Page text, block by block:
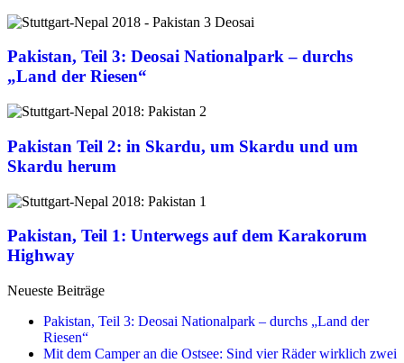
Pakistan, Teil 3: Deosai Nationalpark – durchs
„Land der Riesen“
Pakistan Teil 2: in Skardu, um Skardu und um
Skardu herum
Pakistan, Teil 1: Unterwegs auf dem Karakorum
Highway
Neueste Beiträge
Pakistan, Teil 3: Deosai Nationalpark – durchs „Land der
Riesen“
Mit dem Camper an die Ostsee: Sind vier Räder wirklich zwei